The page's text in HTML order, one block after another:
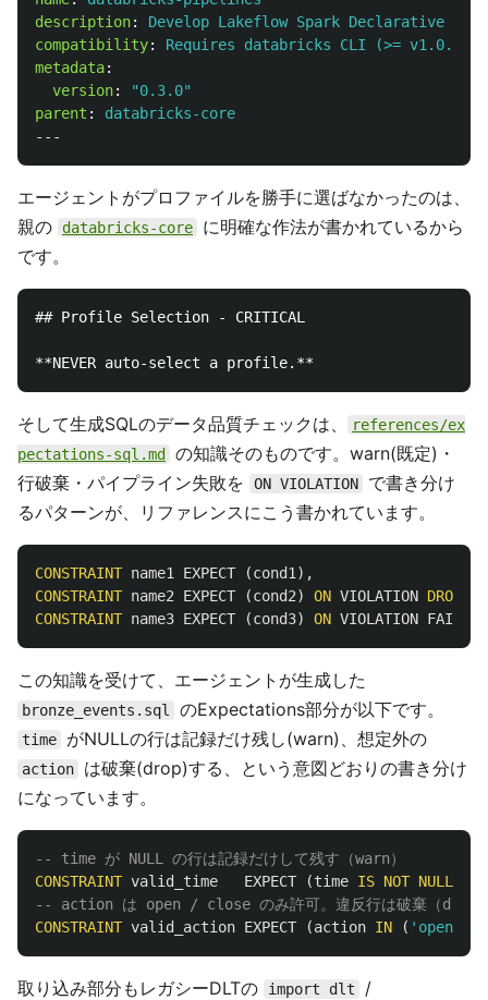
description:
Develop Lakeflow Spark Declarative
compatibility:
Requires databricks CLI (>= v1.0.0)
metadata:
version: "0.3.0"
parent :
databricks-core
---
エージェントがプロファイルを勝手に選ばなかったのは、
親の
databricks-core
に明確な作法が書かれているから
です。
## Profile Selection - CRITICAL
そして生成SQLのデータ品質チェックは、
references/ex
pectations-sql.md
の知識そのものです。warn(既定)・
行破棄・パイプライン失敗を
ON VIOLATION
で書き分け
るパターンが、リファレンスにこう書かれています。
CONSTRAINT name1 EXPECT (cond1 ),
CONSTRAINT name2 EXPECT (cond2) ON VIOLATION DROP
CONSTRAINT name3 EXPECT (cond3) ON VIOLATION FAIL
この知識を受けて、エージェントが生成した
bronze_events.sql のExpectations部分が以下です。
time がNULLの行は記録だけ残し(warn)、想定外の
action
は破棄(drop)する、という意図どおりの書き分け
になっています。
-- time が NULL の行は記録だけして残す（warn）
CONSTRAINT valid_time EXPECT (time IS NOT NULL
-- action は open / close のみ許可。違反行は破棄（drop
CONSTRAINT valid_action EXPECT (action IN ( 'open'
取り込み部分もレガシーDLTの import dlt /